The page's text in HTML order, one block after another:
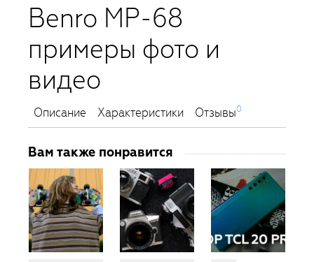
Benro MP-68
примеры фото и
видео
Описание Характеристики Отзывы0
Вам также понравится